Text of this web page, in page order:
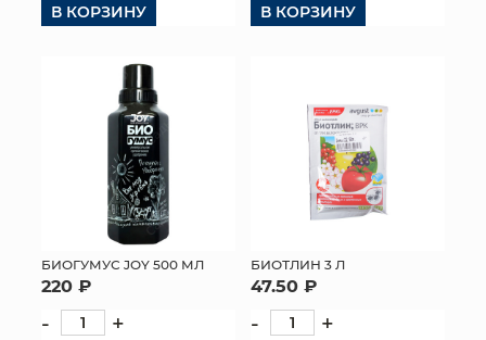
В КОРЗИНУ В КОРЗИНУ
БИОГУМУС JOY 500 МЛ
220 ₽
- +
БИОТЛИН 3 Л
47.50 ₽
- +